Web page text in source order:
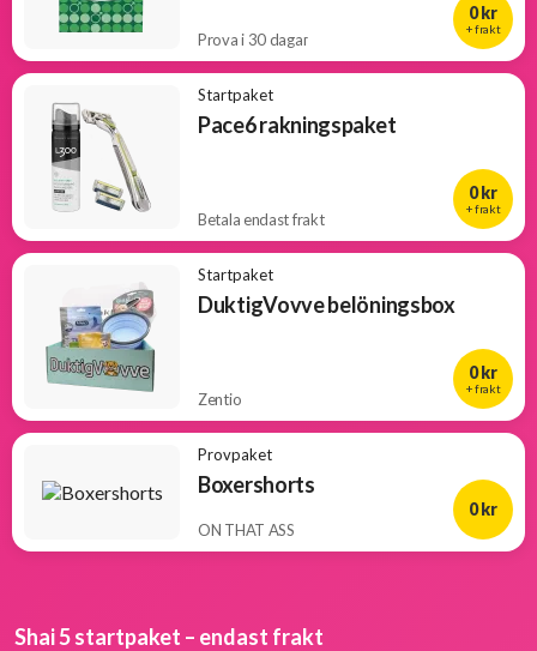
Prova i 30 dagar
0 kr
+ frakt
Startpaket
Pace6 rakningspaket
Betala endast frakt
0 kr
+ frakt
Startpaket
DuktigVovve belöningsbox
Zentio
0 kr
+ frakt
Provpaket
Boxershorts
ON THAT ASS
0 kr
Shai 5 startpaket – endast frakt